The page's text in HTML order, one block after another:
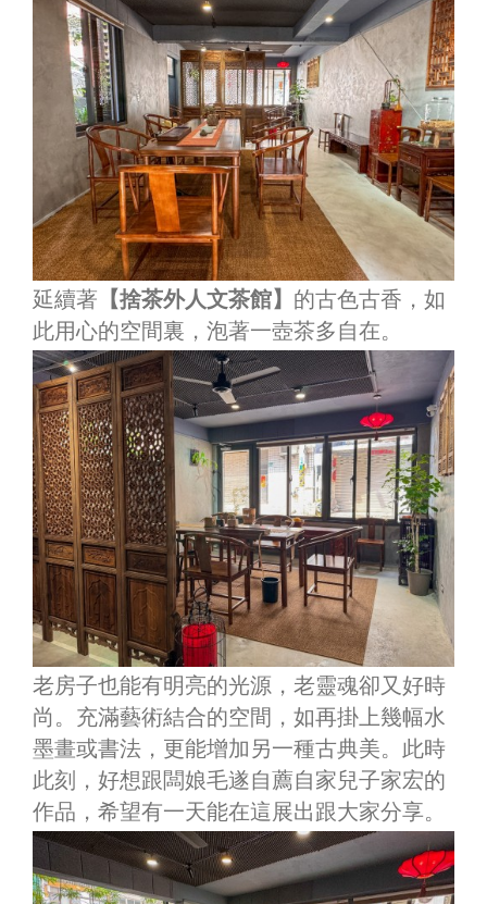
延續著 【捨茶外人文茶館】 的古色古香，如
此用心的空間裏，泡著一壺茶多自在。
老房子也能有明亮的光源，老靈魂卻又好時
尚。充滿藝術結合的空間，如再掛上幾幅水
墨畫或書法，更能增加另一種古典美。此時
此刻，好想跟闆娘毛遂自薦自家兒子家宏的
作品，希望有一天能在這展出跟大家分享。